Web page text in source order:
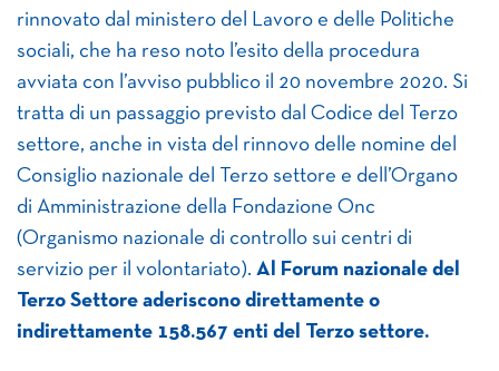
rinnovato dal ministero del Lavoro e delle Politiche
sociali, che ha reso noto l’esito della procedura
avviata con l’avviso pubblico il 20 novembre 2020. Si
tratta di un passaggio previsto dal Codice del Terzo
settore, anche in vista del rinnovo delle nomine del
Consiglio nazionale del Terzo settore e dell’Organo
di Amministrazione della Fondazione Onc
(Organismo nazionale di controllo sui centri di
servizio per il volontariato). Al Forum nazionale del
Terzo Settore aderiscono direttamente o
indirettamente 158.567 enti del Terzo settore.